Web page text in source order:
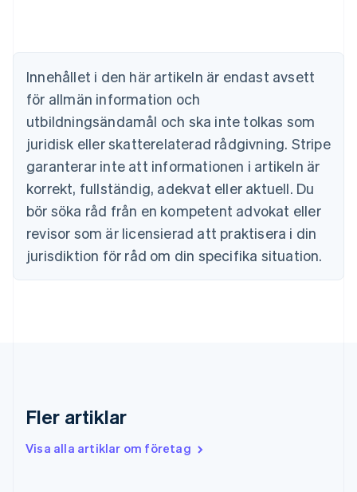
Innehållet i den här artikeln är endast avsett
för allmän information och
utbildningsändamål och ska inte tolkas som
juridisk eller skatterelaterad rådgivning. Stripe
garanterar inte att informationen i artikeln är
korrekt, fullständig, adekvat eller aktuell. Du
bör söka råd från en kompetent advokat eller
revisor som är licensierad att praktisera i din
jurisdiktion för råd om din specifika situation.
Fler artiklar
Visa alla artiklar om företag
Brasilien
PortuguêsEnglish
Bulgarien
English
Cypern
Danmark
English
Estland
English
Fastlandskina
简体中文English
EnglishSvenska
Frankrike
Hongkong SAR, Kina
English 简体中文
Indien